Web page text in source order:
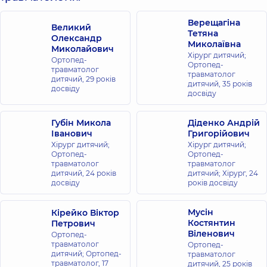
Таун
Регенераторна, 4
корпус 8, м. Київ
Медичний
Центр
«Добробут»
для всієї
родини на
вул.
Коновальця
вул. Євгена
Коновальця
34-А, м. Київ
Медичний
Центр
«Добробут»
для всієї
родини на
Великий
Олександр
Миколайович
Ортопед-
травматолог
дитячий, 29 років
досвіду
Верещагіна
Тетяна
Миколаївна
Хірург дитячий;
Ортопед-
травматолог
дитячий, 35 років
досвіду
Губін Микола
Іванович
Хірург дитячий;
Ортопед-
травматолог
дитячий, 24 років
досвіду
Діденко Андрій
Григорійович
Хірург дитячий;
Ортопед-
травматолог
дитячий; Хірург, 24
років досвіду
Кірейко Віктор
Петрович
Ортопед-
травматолог
дитячий; Ортопед-
травматолог, 17
Мусін
Костянтин
Віленович
Ортопед-
травматолог
дитячий, 25 років